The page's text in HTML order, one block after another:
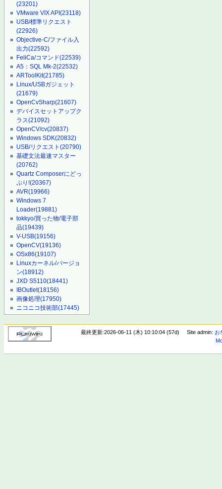
(23201)
VMware VIX API(23118)
USB/標準リクエスト
(22926)
Objective-C/ファイル入
出力(22592)
FeliCa/コマンド(22539)
A5：SQL Mk-2(22532)
ARToolKit(21785)
Linux/USBガジェット
(21679)
OpenCvSharp(21607)
デバイスセットアップク
ラス(21092)
OpenCV/cv(20837)
Windows SDK(20832)
USB/リクエスト(20790)
基礎文法最速マスター
(20762)
Quartz Composerにどっ
ぷり!(20367)
AVR(19966)
Windows 7
Loader(19881)
tokkyo/買った物/電子部
品(19439)
V-USB(19156)
OpenCV(19136)
OSx86(19107)
Linuxカーネル/バージョ
ン(18912)
JXD S5110(18441)
IBOutlet(18156)
画像処理(17950)
ニコニコ技術部(17445)
最終更新:2026-06-11 (木) 10:10:04 (57d) Site admin: お